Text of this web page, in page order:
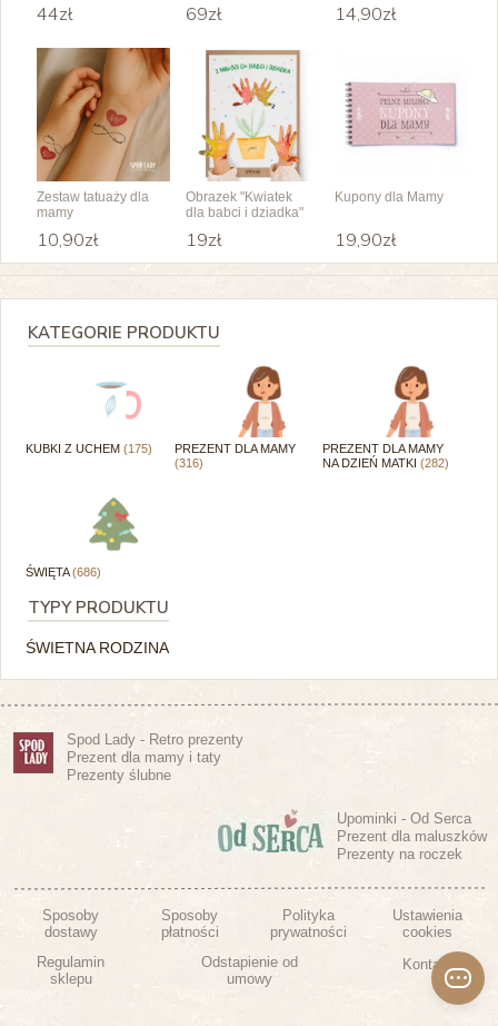
44zł 69zł 14,90zł
Zestaw tatuaży dla
mamy
10,90zł
Obrazek "Kwiatek
dla babci i dziadka"
19zł
Kupony dla Mamy
19,90zł
KATEGORIE PRODUKTU
KUBKI Z UCHEM (175)
PREZENT DLA MAMY
(316)
PREZENT DLA MAMY
NA DZIEŃ MATKI(282)
ŚWIĘTA(686)
TYPY PRODUKTU
ŚWIETNA RODZINA
Spod Lady - Retro prezenty
Prezent dla mamy i taty
Prezenty ślubne
Upominki - Od Serca
Prezent dla maluszków
Prezenty na roczek
Sposoby
dostawy
Sposoby
płatności
Polityka
prywatności
Ustawienia
cookies
Regulamin
sklepu
Odstapienie od
umowy
Kontakt